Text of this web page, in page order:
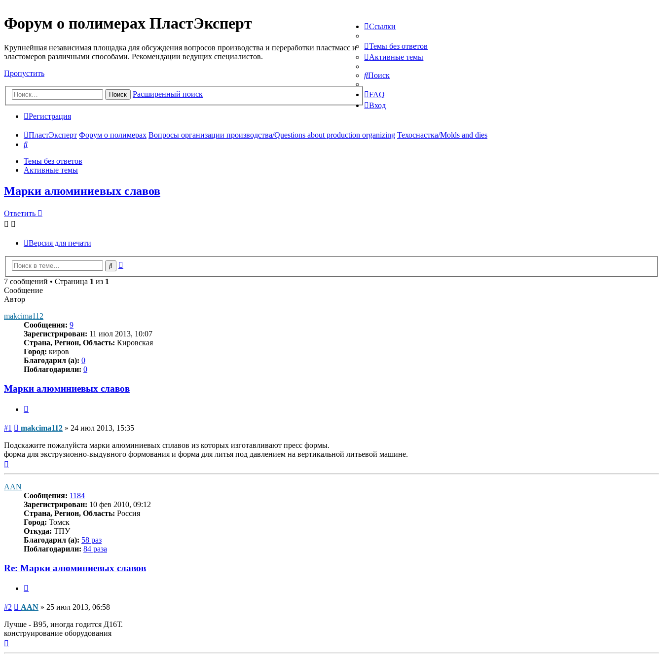
Форум о полимерах ПластЭксперт
Крупнейшая независимая площадка для обсуждения вопросов производства и переработки пластмасс и
эластомеров различными способами. Рекомендации ведущих специалистов.
Пропустить
Поиск Расширенный поиск
Ссылки
Темы без ответов
Активные темы
Поиск
FAQ
Вход
Регистрация
ПластЭксперт Форум о полимерах Вопросы организации производства/Questions about production organizing Техоснастка/Molds and dies
Поиск
Темы без ответов
Активные темы
Марки алюминиевых славов
Ответить
Версия для печати
Поиск
7 сообщений • Страница 1 из 1
Сообщение
Автор
makcima112
Сообщения: 9
Зарегистрирован: 11 июл 2013, 10:07
Страна, Регион, Область: Кировская
Город: киров
Благодарил (а): 0
Поблагодарили: 0
Марки алюминиевых славов
#1 Сообщение
makcima112 » 24 июл 2013, 15:35
Подскажите пожалуйста марки алюминиевых сплавов из которых изготавливают пресс формы.
форма для экструзионно-выдувного формования и форма для литья под давлением на вертикальной литьевой машине.
AAN
Сообщения: 1184
Зарегистрирован: 10 фев 2010, 09:12
Страна, Регион, Область: Россия
Город: Томск
Откуда: ТПУ
Благодарил (а): 58 раз
Поблагодарили: 84 раза
Re: Марки алюминиевых славов
#2 Сообщение
AAN » 25 июл 2013, 06:58
Лучше - В95, иногда годится Д16Т.
конструирование оборудования